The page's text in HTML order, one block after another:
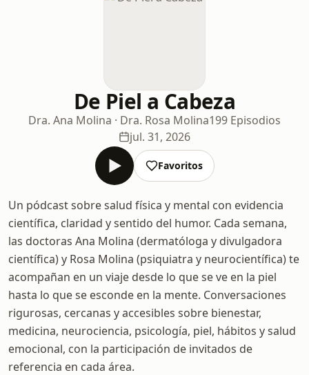
De Piel a Cabeza
Dra. Ana Molina · Dra. Rosa Molina199 Episodios
jul. 31, 2026
Favoritos
Un pódcast sobre salud física y mental con evidencia
científica, claridad y sentido del humor. Cada semana,
las doctoras Ana Molina (dermatóloga y divulgadora
científica) y Rosa Molina (psiquiatra y neurocientífica) te
acompañan en un viaje desde lo que se ve en la piel
hasta lo que se esconde en la mente. Conversaciones
rigurosas, cercanas y accesibles sobre bienestar,
medicina, neurociencia, psicología, piel, hábitos y salud
emocional, con la participación de invitados de
referencia en cada área.